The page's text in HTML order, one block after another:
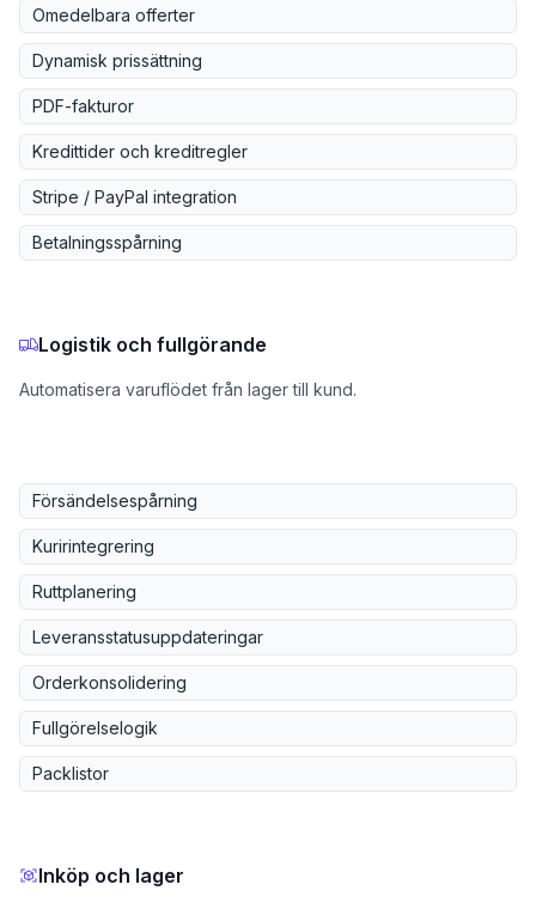
Omedelbara offerter
Dynamisk prissättning
PDF-fakturor
Kredittider och kreditregler
Stripe / PayPal integration
Betalningsspårning
Logistik och fullgörande
Automatisera varuflödet från lager till kund.
Försändelsespårning
Kuririntegrering
Ruttplanering
Leveransstatusuppdateringar
Orderkonsolidering
Fullgörelselogik
Packlistor
Inköp och lager